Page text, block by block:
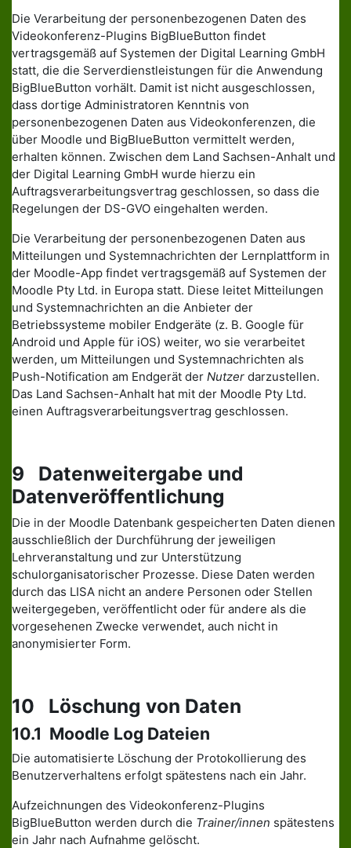
Die Verarbeitung der personenbezogenen Daten des
Videokonferenz-Plugins BigBlueButton findet
vertragsgemäß auf Systemen der Digital Learning GmbH
statt, die die Serverdienstleistungen für die Anwendung
BigBlueButton vorhält. Damit ist nicht ausgeschlossen,
dass dortige Administratoren Kenntnis von
personenbezogenen Daten aus Videokonferenzen, die
über Moodle und BigBlueButton vermittelt werden,
erhalten können. Zwischen dem Land Sachsen-Anhalt und
der Digital Learning GmbH wurde hierzu ein
Auftragsverarbeitungsvertrag geschlossen, so dass die
Regelungen der DS-GVO eingehalten werden.
Die Verarbeitung der personenbezogenen Daten aus
Mitteilungen und Systemnachrichten der Lernplattform in
der Moodle-App findet vertragsgemäß auf Systemen der
Moodle Pty Ltd. in Europa statt. Diese leitet Mitteilungen
und Systemnachrichten an die Anbieter der
Betriebssysteme mobiler Endgeräte (z. B. Google für
Android und Apple für iOS) weiter, wo sie verarbeitet
werden, um Mitteilungen und Systemnachrichten als
Push-Notification am Endgerät der Nutzer darzustellen.
Das Land Sachsen-Anhalt hat mit der Moodle Pty Ltd.
einen Auftragsverarbeitungsvertrag geschlossen.
9 Datenweitergabe und
Datenveröffentlichung
Die in der Moodle Datenbank gespeicherten Daten dienen
ausschließlich der Durchführung der jeweiligen
Lehrveranstaltung und zur Unterstützung
schulorganisatorischer Prozesse. Diese Daten werden
durch das LISA nicht an andere Personen oder Stellen
weitergegeben, veröffentlicht oder für andere als die
vorgesehenen Zwecke verwendet, auch nicht in
anonymisierter Form.
10 Löschung von Daten
10.1 Moodle Log Dateien
Die automatisierte Löschung der Protokollierung des
Benutzerverhaltens erfolgt spätestens nach ein Jahr.
Aufzeichnungen des Videokonferenz-Plugins
BigBlueButton werden durch die Trainer/innen spätestens
ein Jahr nach Aufnahme gelöscht.